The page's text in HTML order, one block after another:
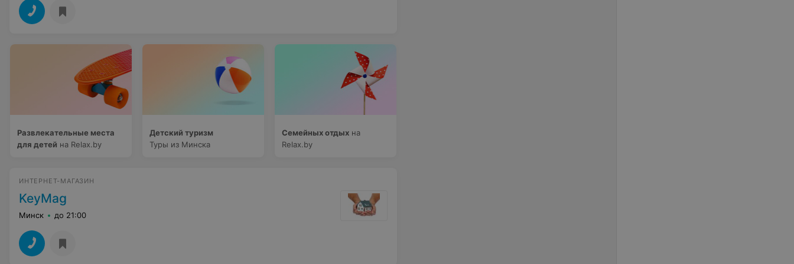
Развлекательные места
для детей на Relax.by
Детский туризм
Туры из Минска
Семейных отдых на
Relax.by
ИНТЕРНЕТ-МАГАЗИН
KeyMag
Минск до 21:00